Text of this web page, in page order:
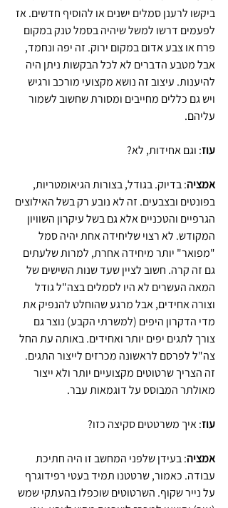
ביקשו לרענן סמלים ישנים או להוסיף חדשים. אז
לפעמים דרשו למשל שיהיה בסמל טנק במקום
פרח או צבע אדום במקום ירוק. זה יפה ונחמד,
אבל מטבע הדברים לא לכל הבקשות ניתן היה
להיענות. עיצוב זה נושא מקצועי מורכב ורגיש
ויש גם כללים מחייבים ומסורת שחשוב לשמור
עליהם.
עוז: וגם אחידות, לא?
אמציה: בדיוק. בגודל, בצורות הגיאומטריות,
בפונטים ובצבעים. זה לא נובע רק בשל האילוצים
הגרפיים והטכניים אלא גם בשל עיקרון השוויון
המקודש. לא רצוי שליחידה אחת יהיה סמל
"מפואר" יותר מיחידה אחרת, למרות שלעתים
גם זה קרה. חשוב לציין שעד שנות השישים של
המאה העשרים לא היו לסמלים בצה"ל גודל
וצורה אחידים, אבל מרגע שהוחלט להנפיק את
מדי הדקרון היפים (למשרתי הקבע) נוצר גם
צורך לתגים יפים יותר ואחידים. באותה עת החל
צה"ל לפרסם לראשונה מכרזים לייצור התגים.
זה הצריך שרטוטים מקצועיים יותר ולא ייצור
מאולתר המבוסס על דוגמאות עבר.
עוז: איך משרטטים סקיצה כזו?
אמציה: בעידן שלפני המחשב זו היה חתיכת
עבודה. כאמור, שרטטנו תמיד בעטי רפידוגרף
על נייר שקוף. השרטוטים שוכפלו בהעתקי שמש